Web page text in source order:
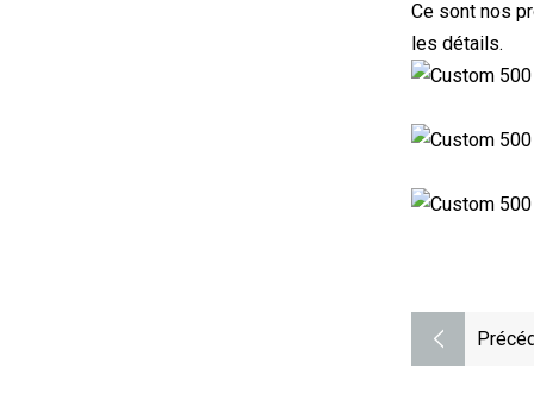
Ce sont nos
les détails.